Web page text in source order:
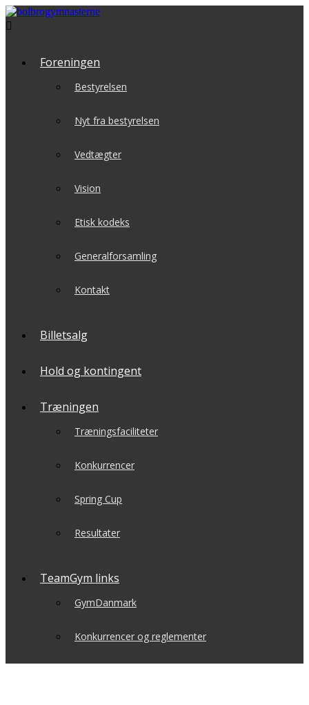

Foreningen
Bestyrelsen
Nyt fra bestyrelsen
Vedtægter
Vision
Etisk kodeks
Generalforsamling
Kontakt
Billetsalg
Hold og kontingent
Træningen
Træningsfaciliteter
Konkurrencer
Spring Cup
Resultater
TeamGym links
GymDanmark
Konkurrencer og reglementer